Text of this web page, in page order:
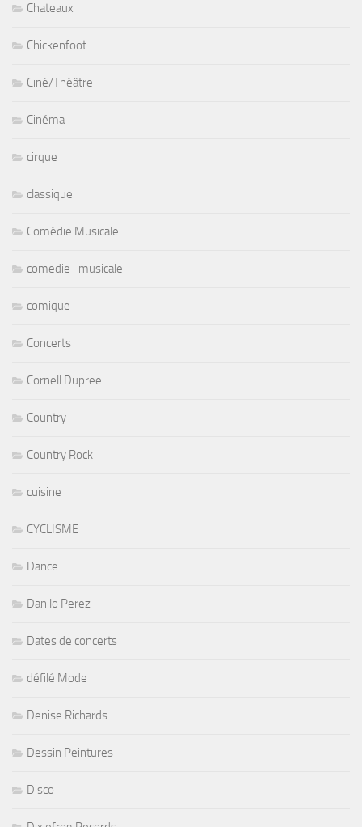
Chateaux
Chickenfoot
Ciné/Théâtre
Cinéma
cirque
classique
Comédie Musicale
comedie_musicale
comique
Concerts
Cornell Dupree
Country
Country Rock
cuisine
CYCLISME
Dance
Danilo Perez
Dates de concerts
défilé Mode
Denise Richards
Dessin Peintures
Disco